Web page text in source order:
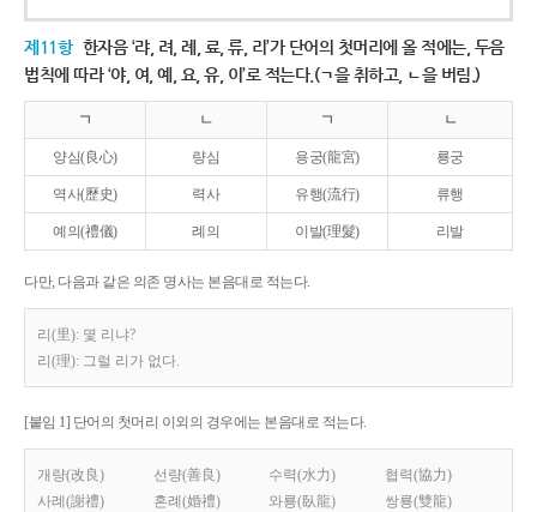
제11항 한자음 ‘랴, 려, 례, 료, 류, 리’가 단어의 첫머리에 올 적에는, 두음
법칙에 따라 ‘야, 여, 예, 요, 유, 이’로 적는다.(ㄱ을 취하고, ㄴ을 버림.)
ㄱ ㄴ ㄱ ㄴ
양심(良心) 량심 용궁(龍宮) 룡궁
역사(歷史) 력사 유행(流行) 류행
예의(禮儀) 례의 이발(理髮) 리발
다만, 다음과 같은 의존 명사는 본음대로 적는다.
리(里): 몇 리냐?
리(理): 그럴 리가 없다.
[붙임 1] 단어의 첫머리 이외의 경우에는 본음대로 적는다.
개량(改良) 선량(善良) 수력(水力)
협력(協力)
사례(謝禮)
혼례(婚禮) 와룡(臥龍)
쌍룡(雙龍)